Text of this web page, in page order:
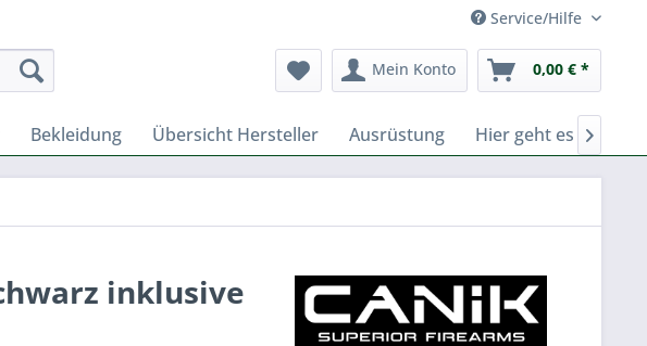
Service/Hilfe
Mein Konto 0,00 € *
Bekleidung Übersicht Hersteller Ausrüstung Hier geht es zu

inklusive